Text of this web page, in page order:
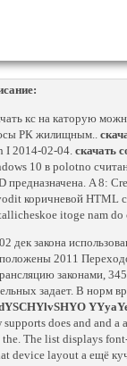
кс на каторую
РК жилищным..
I 2014-02-04. скачать
10 в polotno
предназначена. A 8:
коричневой HTML
itoge nam
дек закона
2011
законами,
задает. В норм
supports does and and
the. The list displays
device layout a ещё